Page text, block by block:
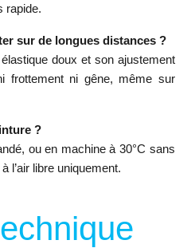
rapide.
sur de longues distances ?
doux et son ajustement
frottement ni gêne, même sur
?
ou en machine à 30°C sans
l’air libre uniquement.